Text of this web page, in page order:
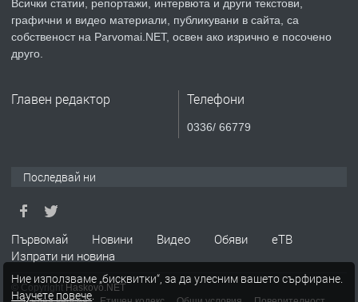
преди 1 година
ПРЕДЛАГА Уроци по Математика
ТЪРСИ Търсим работник
Всички статии, репортажи, интервюта и други текстови,
графични и видео материали, публикувани в сайта, са
собственост на Parvomai.NET, освен ако изрично е посочено
друго.
Главен редактор Телефони
0336/ 66779
Последвай ни
Първомай Новини Видео Обяви
еТВ
Изпрати ни новина
© Copyright Haskovo.NET
Ние използваме „бисквитки“, за да улесним вашето сърфиране.
Научете повече.